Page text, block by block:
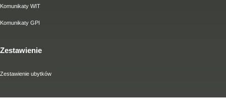
Komunikaty WIT
Komunikaty GPI
Zestawienie
Zestawienie ubytków